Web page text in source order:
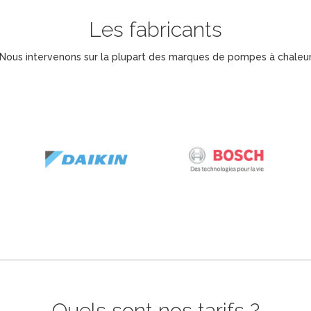
Les fabricants
intervenons sur la plupart des marques de pompes à